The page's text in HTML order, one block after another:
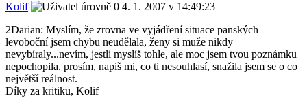
Kolif
4. 1. 2007 v 14:49:23
2Darian: Myslím, že zrovna ve vyjádření situace panských
levoboční jsem chybu neudělala, ženy si muže nikdy
nevybíraly...nevím, jestli myslíš tohle, ale moc jsem tvou poznámku
nepochopila. prosím, napiš mi, co ti nesouhlasí, snažila jsem se o co
největší reálnost.
Díky za kritiku, Kolif